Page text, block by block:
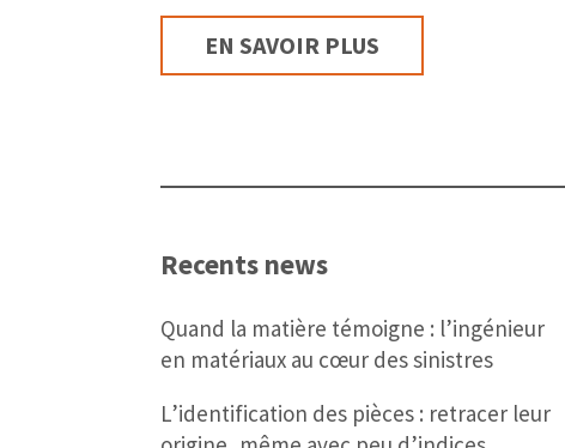
EN SAVOIR PLUS
Recents news
Quand la matière témoigne : l’ingénieur
en matériaux au cœur des sinistres
L’identification des pièces : retracer leur